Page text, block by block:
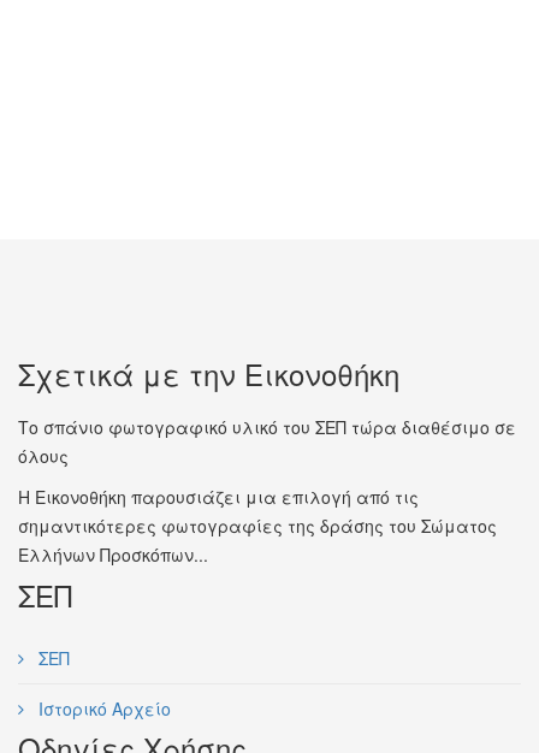
Σχετικά με την Εικονοθήκη
Το σπάνιο φωτογραφικό υλικό του ΣΕΠ τώρα διαθέσιμο σε
όλους
Η Εικονοθήκη παρουσιάζει μια επιλογή από τις
σημαντικότερες φωτογραφίες της δράσης του Σώματος
Ελλήνων Προσκόπων...
ΣΕΠ
ΣΕΠ
Ιστορικό Αρχείο